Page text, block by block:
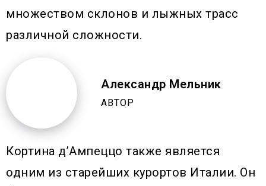
множеством склонов и лыжных трасс
различной сложности.
Александр Мельник
АВТОР
Кортина д’Ампеццо также является
одним из старейших курортов Италии. Он